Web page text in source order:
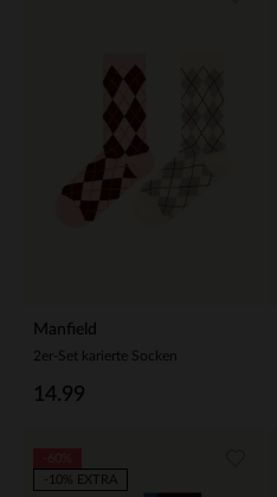
Manfield
2er-Set karierte Socken
14.99
-10% EXTRA